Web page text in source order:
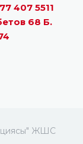
407 5511
68 Б.
ЖШС